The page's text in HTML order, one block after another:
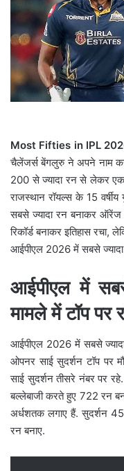
a
i
l
Most Fifties in IPL
चैलेंजर्स बेंगलुरु ने अपने नाम कर
200 से ज्यादा रन से लेकर एक
राजस्थान रॉयल्स के 15
सबसे ज्यादा रन बनाकर
रिकॉर्ड बनाकर इतिहास रचा,
आईपीएल 2026 में सबसे
आईपीएल में
मामले में टॉप पर
आईपीएल 2026 में सबसे
ओपनर साई सुदर्शन टॉप पर
साई सुदर्शन तीसरे नंबर पर
बल्लेबाजी करते हुए 722 रन
अर्धशतक लगाए हैं. सुदर्शन
रन बनाए.